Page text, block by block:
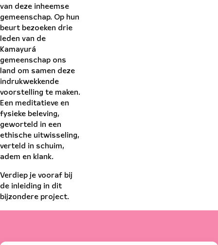
van deze inheemse
gemeenschap. Op hun
beurt bezoeken drie
leden van de
Kamayurá
gemeenschap ons
land om samen deze
indrukwekkende
voorstelling te maken.
Een meditatieve en
fysieke beleving,
geworteld in een
ethische uitwisseling,
verteld in schuim,
adem en klank.
Verdiep je vooraf bij
de inleiding in dit
bijzondere project.